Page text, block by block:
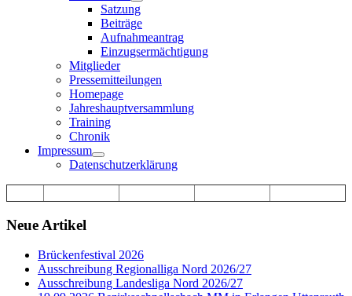
Satzung
Beiträge
Aufnahmeantrag
Einzugsermächtigung
Mitglieder
Pressemitteilungen
Homepage
Jahreshauptversammlung
Training
Chronik
Impressum
Datenschutzerklärung
Neue Artikel
Brückenfestival 2026
Ausschreibung Regionalliga Nord 2026/27
Ausschreibung Landesliga Nord 2026/27